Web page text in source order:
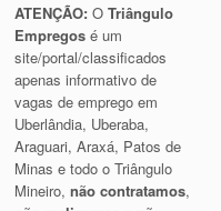
ATENÇÃO: OTriângulo
Empregos é um
site/portal/classificados
apenas informativo de
vagas de emprego em
Uberlândia, Uberaba,
Araguari, Araxá, Patos de
Minas e todo o Triângulo
Mineiro,não contratamos,